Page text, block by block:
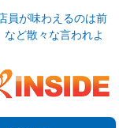
員が味わえるのは前
ど散々な言われよ